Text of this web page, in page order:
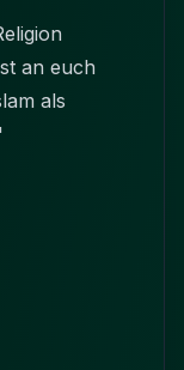
an euch
als